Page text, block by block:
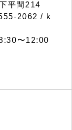
平間214
2062 / k
〜12:00